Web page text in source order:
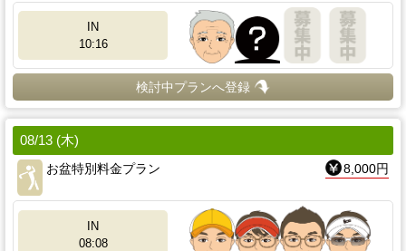
IN
10:16
検討中プランへ登録
08/13 (木)
お盆特別料金プラン
8,000円
IN
08:08